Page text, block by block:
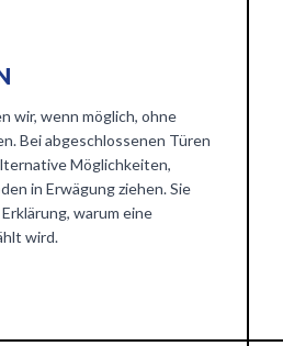
wir, wenn möglich, ohne
Bei abgeschlossenen Türen
Möglichkeiten,
in Erwägung ziehen. Sie
warum eine
wird.